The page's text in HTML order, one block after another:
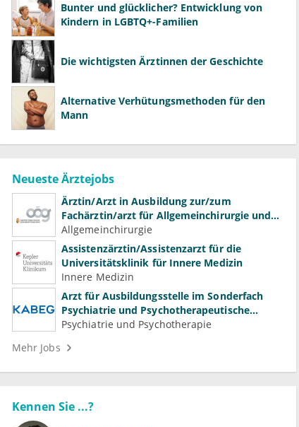
Bunter und glücklicher? Entwicklung von
Kindern in LGBTQ+-Familien
Die wichtigsten Ärztinnen der Geschichte
Alternative Verhütungsmethoden für den
Mann
Neueste Ärztejobs
Ärztin/Arzt in Ausbildung zur/zum
Fachärztin/arzt für Allgemeinchirurgie und
Gefäßchirurgie
Allgemeinchirurgie
Assistenzärztin/Assistenzarzt für die
Universitätsklinik für Innere Medizin
Innere Medizin
Arzt für Ausbildungsstelle im Sonderfach
Psychiatrie und Psychotherapeutische
Medizin (m/w/d)
Psychiatrie und Psychotherapie
Mehr Jobs
Kennen Sie ...?